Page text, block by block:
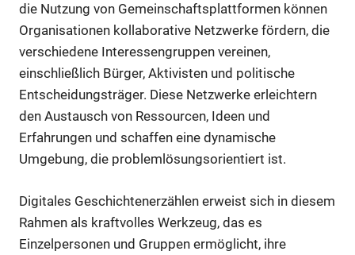
die Nutzung von Gemeinschaftsplattformen können
Organisationen kollaborative Netzwerke fördern, die
verschiedene Interessengruppen vereinen,
einschließlich Bürger, Aktivisten und politische
Entscheidungsträger. Diese Netzwerke erleichtern
den Austausch von Ressourcen, Ideen und
Erfahrungen und schaffen eine dynamische
Umgebung, die problemlösungsorientiert ist.
Digitales Geschichtenerzählen erweist sich in diesem
Rahmen als kraftvolles Werkzeug, das es
Einzelpersonen und Gruppen ermöglicht, ihre